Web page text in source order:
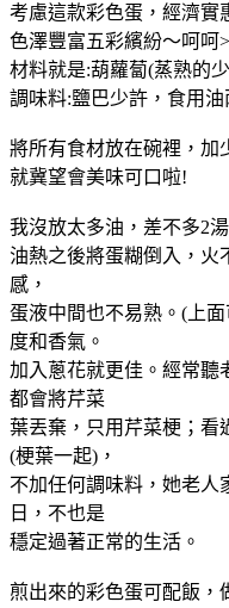
考慮這款彩色蛋，經濟實
色澤豐富五彩繽紛～呵呵
材料就是:葫蘿蔔(蒸熟的
調味料:鹽巴少許，食用油
將所有食材放在碗裡，加
就冀望會美味可口啦!
我沒放太多油，差不多2
油熱之後將蛋糊倒入，火
感，
蛋液中間也不易熟。(上
度和香氣。
加入蔥花就更佳。經常聽
都會將芹菜
葉丟棄，只用芹菜梗；看
(梗葉一起)，
不加任何調味料，她老人
日，不也是
穩定過著正常的生活。
煎出來的彩色蛋可配飯，